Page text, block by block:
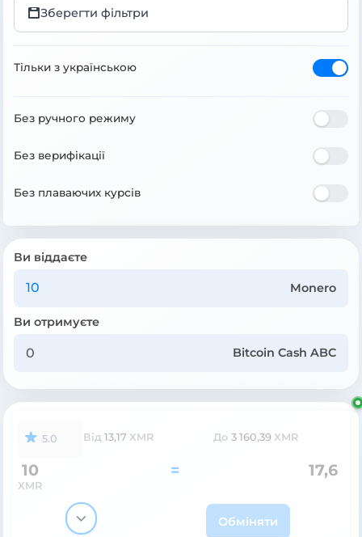
Зберегти фільтри
Тільки з українською
Без ручного режиму
Без верифікації
Без плаваючих курсів
Ви віддаєте
Monero
Ви отримуєте
Bitcoin Cash ABC
5.0 Від 13,17 XMR До 3 160,39 XMR
10
XMR
= 17,6
Обміняти